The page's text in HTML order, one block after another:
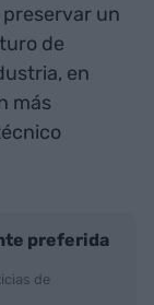
un
de
en
más
preferida
de